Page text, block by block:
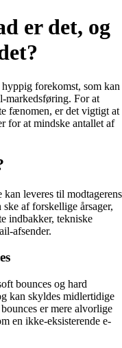
er det, og
forekomst, som kan
markedsføring. For at
fænomen, er det vigtigt at
for at mindske antallet af
leveres til modtagerens
af forskellige årsager,
indbakker, tekniske
afsender.
bounces og hard
kan skyldes midlertidige
er mere alvorlige
en ikke-eksisterende e-